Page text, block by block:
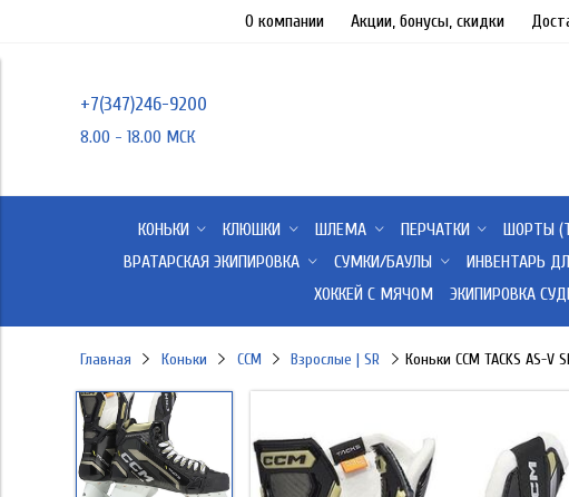
О компании Акции, бонусы, скидки
+7(347)246-9200
8.00 - 18.00 МСК
КОНЬКИ КЛЮШКИ ШЛЕМА ПЕРЧАТКИ ШОРТЫ
ВРАТАРСКАЯ ЭКИПИРОВКА
СУМКИ/БАУЛЫ ИНВЕНТАРЬ
ХОККЕЙ С МЯЧОМ
ЭКИПИРОВКА
Главная Коньки CCM Взрослые | SR Коньки CCM TACKS AS-V